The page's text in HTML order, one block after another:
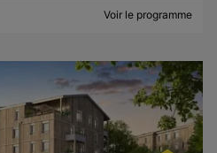
Voir le programme